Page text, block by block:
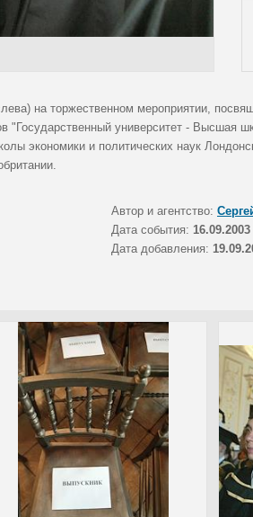
на торжественном мероприятии,
"Государственный университет - Высшая
экономики и политических наук
Автор и агентство:
Дата события: 16.09.2003
Дата добавления: